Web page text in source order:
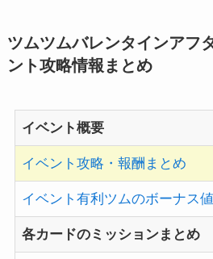
ツムツムバレンタインアフ
ント攻略情報まとめ
イベント概要
イベント攻略・報酬まとめ
イベント有利ツムのボーナス値
各カードのミッションまとめ